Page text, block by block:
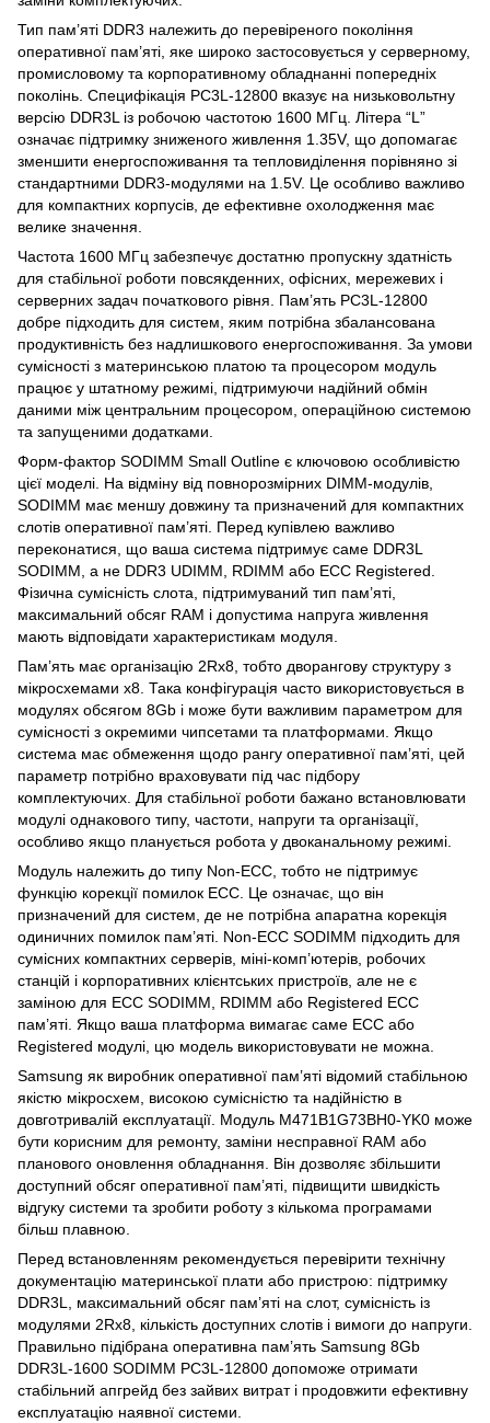
Тип пам’яті DDR3 належить до перевіреного покоління
оперативної пам’яті, яке широко застосовується у серверному,
промисловому та корпоративному обладнанні попередніх
поколінь. Специфікація PC3L-12800 вказує на низьковольтну
версію DDR3L із робочою частотою 1600 МГц. Літера “L”
означає підтримку зниженого живлення 1.35V, що допомагає
зменшити енергоспоживання та тепловиділення порівняно зі
стандартними DDR3-модулями на 1.5V. Це особливо важливо
для компактних корпусів, де ефективне охолодження має
велике значення.
Частота 1600 МГц забезпечує достатню пропускну здатність
для стабільної роботи повсякденних, офісних, мережевих і
серверних задач початкового рівня. Пам’ять PC3L-12800
добре підходить для систем, яким потрібна збалансована
продуктивність без надлишкового енергоспоживання. За умови
сумісності з материнською платою та процесором модуль
працює у штатному режимі, підтримуючи надійний обмін
даними між центральним процесором, операційною системою
та запущеними додатками.
Форм-фактор SODIMM Small Outline є ключовою особливістю
цієї моделі. На відміну від повнорозмірних DIMM-модулів,
SODIMM має меншу довжину та призначений для компактних
слотів оперативної пам’яті. Перед купівлею важливо
переконатися, що ваша система підтримує саме DDR3L
SODIMM, а не DDR3 UDIMM, RDIMM або ECC Registered.
Фізична сумісність слота, підтримуваний тип пам’яті,
максимальний обсяг RAM і допустима напруга живлення
мають відповідати характеристикам модуля.
Пам’ять має організацію 2Rx8, тобто дворангову структуру з
мікросхемами x8. Така конфігурація часто використовується в
модулях обсягом 8Gb і може бути важливим параметром для
сумісності з окремими чипсетами та платформами. Якщо
система має обмеження щодо рангу оперативної пам’яті, цей
параметр потрібно враховувати під час підбору
комплектуючих. Для стабільної роботи бажано встановлювати
модулі однакового типу, частоти, напруги та організації,
особливо якщо планується робота у двоканальному режимі.
Модуль належить до типу Non-ECC, тобто не підтримує
функцію корекції помилок ECC. Це означає, що він
призначений для систем, де не потрібна апаратна корекція
одиничних помилок пам’яті. Non-ECC SODIMM підходить для
сумісних компактних серверів, міні-комп’ютерів, робочих
станцій і корпоративних клієнтських пристроїв, але не є
заміною для ECC SODIMM, RDIMM або Registered ECC
пам’яті. Якщо ваша платформа вимагає саме ECC або
Registered модулі, цю модель використовувати не можна.
Samsung як виробник оперативної пам’яті відомий стабільною
якістю мікросхем, високою сумісністю та надійністю в
довготривалій експлуатації. Модуль M471B1G73BH0-YK0 може
бути корисним для ремонту, заміни несправної RAM або
планового оновлення обладнання. Він дозволяє збільшити
доступний обсяг оперативної пам’яті, підвищити швидкість
відгуку системи та зробити роботу з кількома програмами
більш плавною.
Перед встановленням рекомендується перевірити технічну
документацію материнської плати або пристрою: підтримку
DDR3L, максимальний обсяг пам’яті на слот, сумісність із
модулями 2Rx8, кількість доступних слотів і вимоги до напруги.
Правильно підібрана оперативна пам’ять Samsung 8Gb
DDR3L-1600 SODIMM PC3L-12800 допоможе отримати
стабільний апгрейд без зайвих витрат і продовжити ефективну
експлуатацію наявної системи.